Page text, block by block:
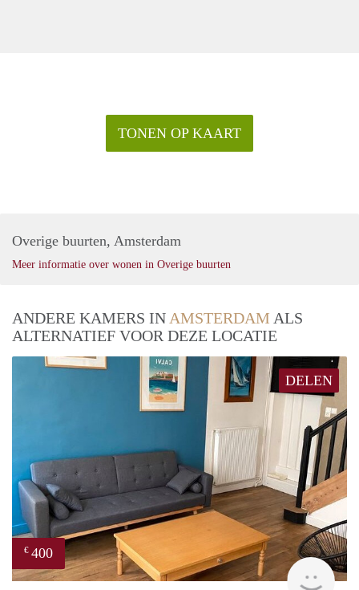
TONEN OP KAART
Overige buurten, Amsterdam
Meer informatie over wonen in Overige buurten
ANDERE KAMERS IN AMSTERDAM ALS
ALTERNATIEF VOOR DEZE LOCATIE
DELEN
€ 400